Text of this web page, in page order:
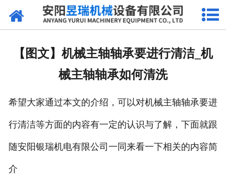
网站首页
联系我们
【图文】机械主轴轴承要进行清洁_机
械主轴轴承如何清洗
希望大家通过本文的介绍，可以对机械主轴轴承要进
行清洁等方面的内容有一定的认识与了解，下面就跟
随安阳银瑞机电有限公司一同来看一下相关的内容简
介